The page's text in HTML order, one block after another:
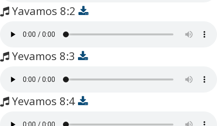
Yavamos 8:2
Yevamos 8:3
Yevamos 8:4